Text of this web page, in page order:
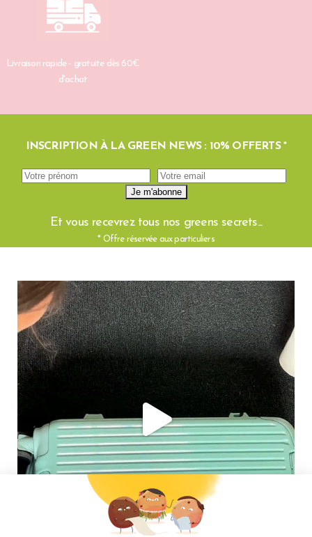
Livraison rapide - gratuite dès 60€
d'achat
INSCRIPTION À LA GREEN NEWS : 10% OFFERTS *
Et vous recevrez tous nos greens secrets...
* Offre réservée aux particuliers